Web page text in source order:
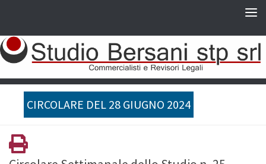
CIRCOLARE DEL 28 GIUGNO 2024